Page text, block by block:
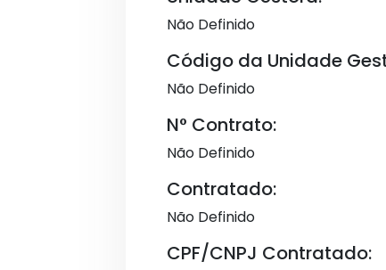
Não Definido
Código da Unidade
Não Definido
N° Contrato:
Não Definido
Contratado:
Não Definido
CPF/CNPJ Contratado: